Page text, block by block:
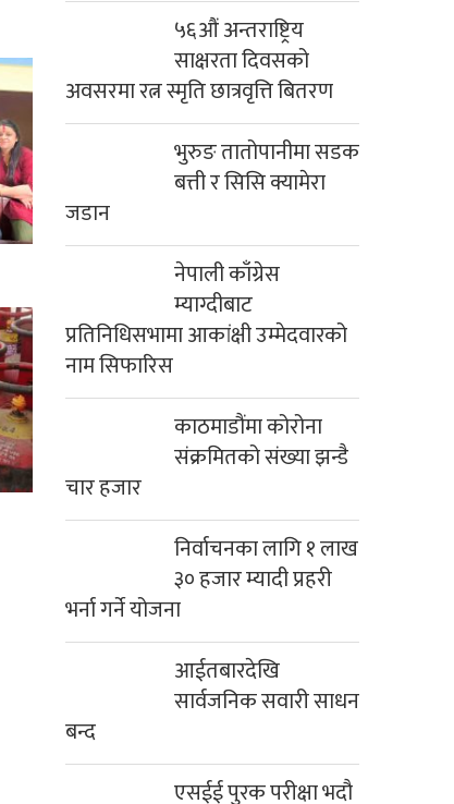
५६औं अन्तराष्ट्रिय
साक्षरता दिवसको
अवसरमा रत्न स्मृति छात्रवृत्ति बितरण
भुरुङ तातोपानीमा सडक
बत्ती र सिसि क्यामेरा
जडान
नेपाली काँग्रेस
म्याग्दीबाट
प्रतिनिधिसभामा आकांक्षी उम्मेदवारको
नाम सिफारिस
काठमाडौंमा कोरोना
संक्रमितको संख्या झन्डै
चार हजार
निर्वाचनका लागि १ लाख
३० हजार म्यादी प्रहरी
भर्ना गर्ने योजना
आईतबारदेखि
सार्वजनिक सवारी साधन
बन्द
एसईई पुरक परीक्षा भदौ